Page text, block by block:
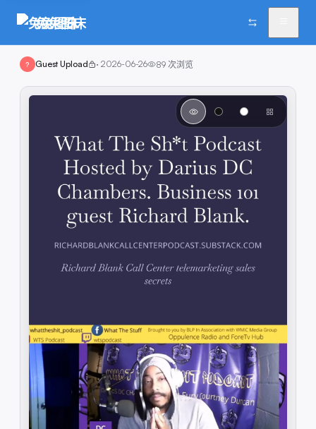
兔兔图床
? Guest Upload · 2026-06-26 89 次浏览